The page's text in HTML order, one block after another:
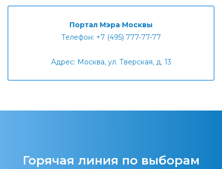
Портал Мэра Москвы
Телефон: +7 (495) 777-77-77
Адрес: Москва, ул. Тверская, д. 13
Горячая линия по выборам